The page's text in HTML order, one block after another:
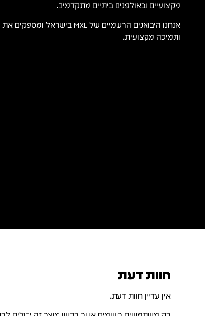
מקצועיים ובאולפנים ביתיים מתקדמים.
ותמיכה מקצועית.
חוות דעת
אין עדיין חוות דעת.